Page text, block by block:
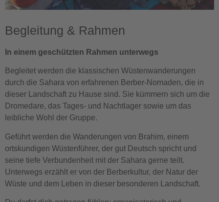
Begleitung & Rahmen
In einem geschützten Rahmen unterwegs
Begleitet werden die klassischen Wüstenwanderungen
durch die Sahara von erfahrenen Berber-Nomaden, die in
dieser Landschaft zu Hause sind. Sie kümmern sich um die
Dromedare, das Tages- und Nachtlager sowie um das
leibliche Wohl der Gruppe.
Geführt werden die Wanderungen von Brahim, einem
ortskundigen Wüstenführer, der gut Deutsch spricht und
seine tiefe Verbundenheit mit der Sahara gerne teilt.
Unterwegs erzählt er von der Berberkultur, der Natur der
Wüste und dem Leben in dieser besonderen Landschaft.